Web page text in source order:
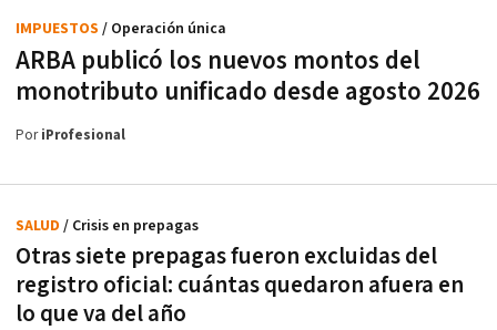
ARBA publicó los nuevos montos del
monotributo unificado desde agosto 2026
IMPUESTOS / Operación única
PoriProfesional
Otras siete prepagas fueron excluidas del
registro oficial: cuántas quedaron afuera en
lo que va del año
SALUD / Crisis en prepagas